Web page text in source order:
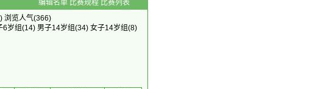
岁组 编辑名单 比赛规程 比赛列表
浏览人气(366)
6岁组(14) 男子14岁组(34) 女子14岁组(8)